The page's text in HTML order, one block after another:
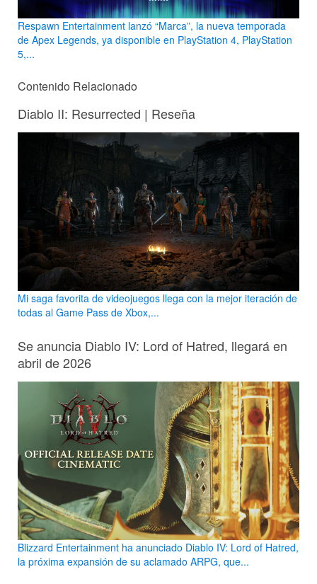
Respawn Entertainment lanzó “Marca”, la nueva temporada
de Apex Legends, ya disponible en PlayStation 4, PlayStation
5,...
Contenido Relacionado
Diablo II: Resurrected | Reseña
Mi saga favorita de videojuegos llega con la mejor iteración de
todas al Game Pass de Xbox,...
Se anuncia Diablo IV: Lord of Hatred, llegará en
abril de 2026
Blizzard Entertainment ha anunciado Diablo IV: Lord of Hatred,
la próxima expansión de su aclamado ARPG, que...